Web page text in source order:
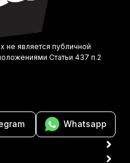
не является публичной
Статьи 437 п.2
Whatsapp